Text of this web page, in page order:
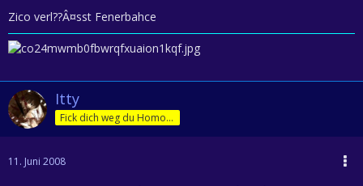
Zico verl??Â¤sst Fenerbahce
Itty
Fick dich weg du Homofürst
11. Juni 2008